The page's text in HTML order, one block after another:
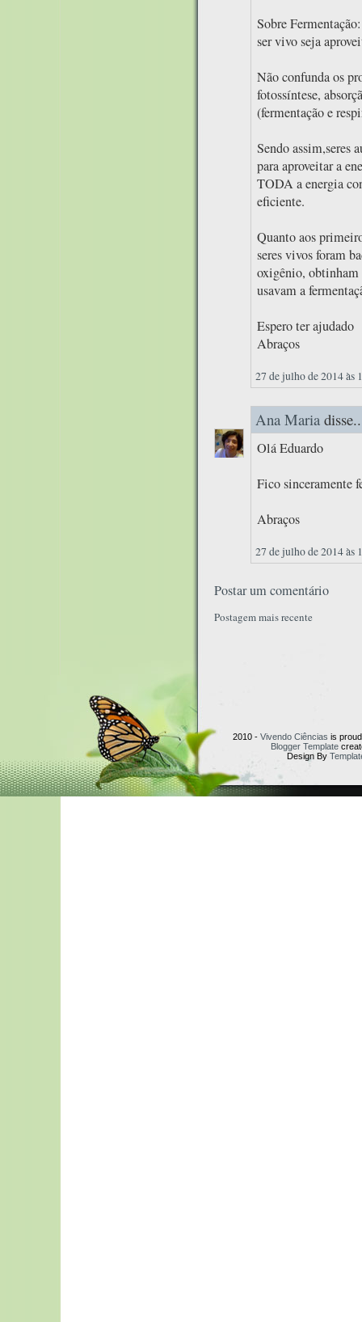
Sobre
ser vivo seja
Não confunda os
fotossíntese,
(fermentação e
Sendo assim,seres
para aproveitar a
TODA a energia
eficiente.
Quanto aos
seres vivos foram
oxigênio, obtinham
usavam a
Espero ter ajudado
Abraços
27 de julho de 2014 às
Ana Maria
Olá Eduardo
Fico sinceramente
Abraços
27 de julho de 2014 às
Postar um comentário
Postagem mais recente
2010 -Vivendo Ciências is
Blogger Template
Design By